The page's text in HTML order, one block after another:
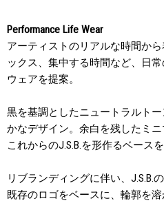
Performance Life Wear
アーティストのリアルな時間か
ックス、集中する時間など、日
ウェアを提案。
黒を基調としたニュートラルト
かなデザイン。余白を残したミニ
これからのJ.S.B.を形作るベース
リブランディングに伴い、J.S.B.
既存のロゴをベースに、輪郭を